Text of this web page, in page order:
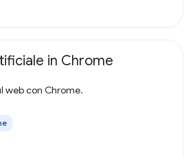
in Chrome
web con Chrome.